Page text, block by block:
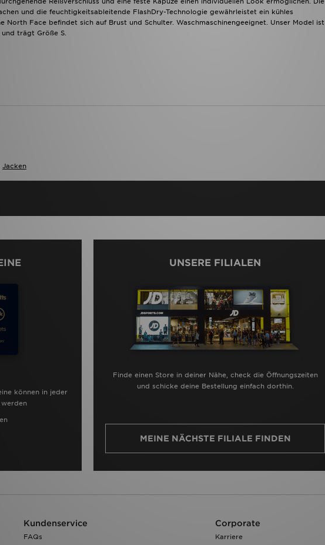
und die feuchtigkeitsableitende FlashDry-Technologie gewährleistet ein kühles
North Face befindet sich auf Brust und Schulter. Waschmaschinengeeignet. Unser Model ist
trägt Größe S.
Jacken
können in jeder
UNSERE FILIALEN
Finde einen Store in deiner Nähe, check die Öffnungszeiten
und schicke deine Bestellung einfach dorthin.
MEINE NÄCHSTE FILIALE FINDEN
Kundenservice
FAQs
Corporate
Karriere